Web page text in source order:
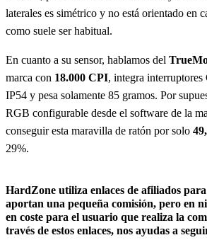
laterales es simétrico y no está orientado en
como suele ser habitual.
En cuanto a su sensor, hablamos del
marca con 18.000 CPI, integra
IP54 y pesa solamente 85 gramos. Por
RGB configurable desde el software de la
conseguir esta maravilla de ratón por solo
29%.
HardZone utiliza enlaces de afiliados
aportan una pequeña comisión, pero en
en coste para el usuario que realiza la
través de estos enlaces, nos ayudas a